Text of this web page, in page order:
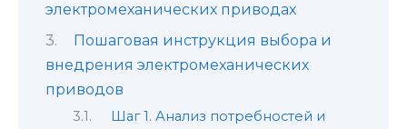
электромеханических приводах
Пошаговая инструкция выбора и
внедрения электромеханических
приводов
Шаг 1. Анализ потребностей и